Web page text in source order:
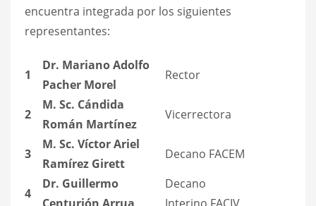
encuentra integrada por los siguientes
representantes:
1
Dr. Mariano Adolfo
Pacher Morel
Rector
2
M. Sc. Cándida
Román Martínez
Vicerrectora
3
M. Sc. Víctor Ariel
Ramírez Girett
Decano FACEM
4
Dr. Guillermo
Centurión Arrua
Decano
Interino FACIV